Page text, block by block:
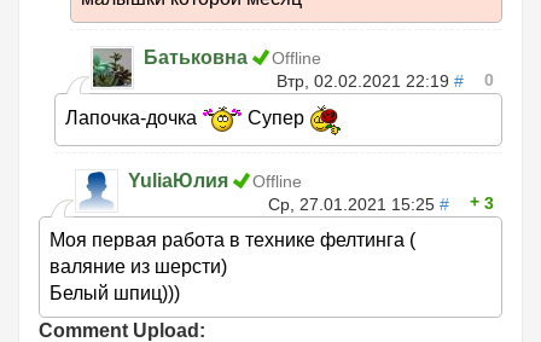
Батьковна
Offline
Втр, 02.02.2021 22:19 # 0
Лапочка-дочка Супер
YuliaЮлия
Offline
Ср, 27.01.2021 15:25 # 3
Моя первая работа в технике фелтинга (
валяние из шерсти)
Белый шпиц)))
Comment Upload: